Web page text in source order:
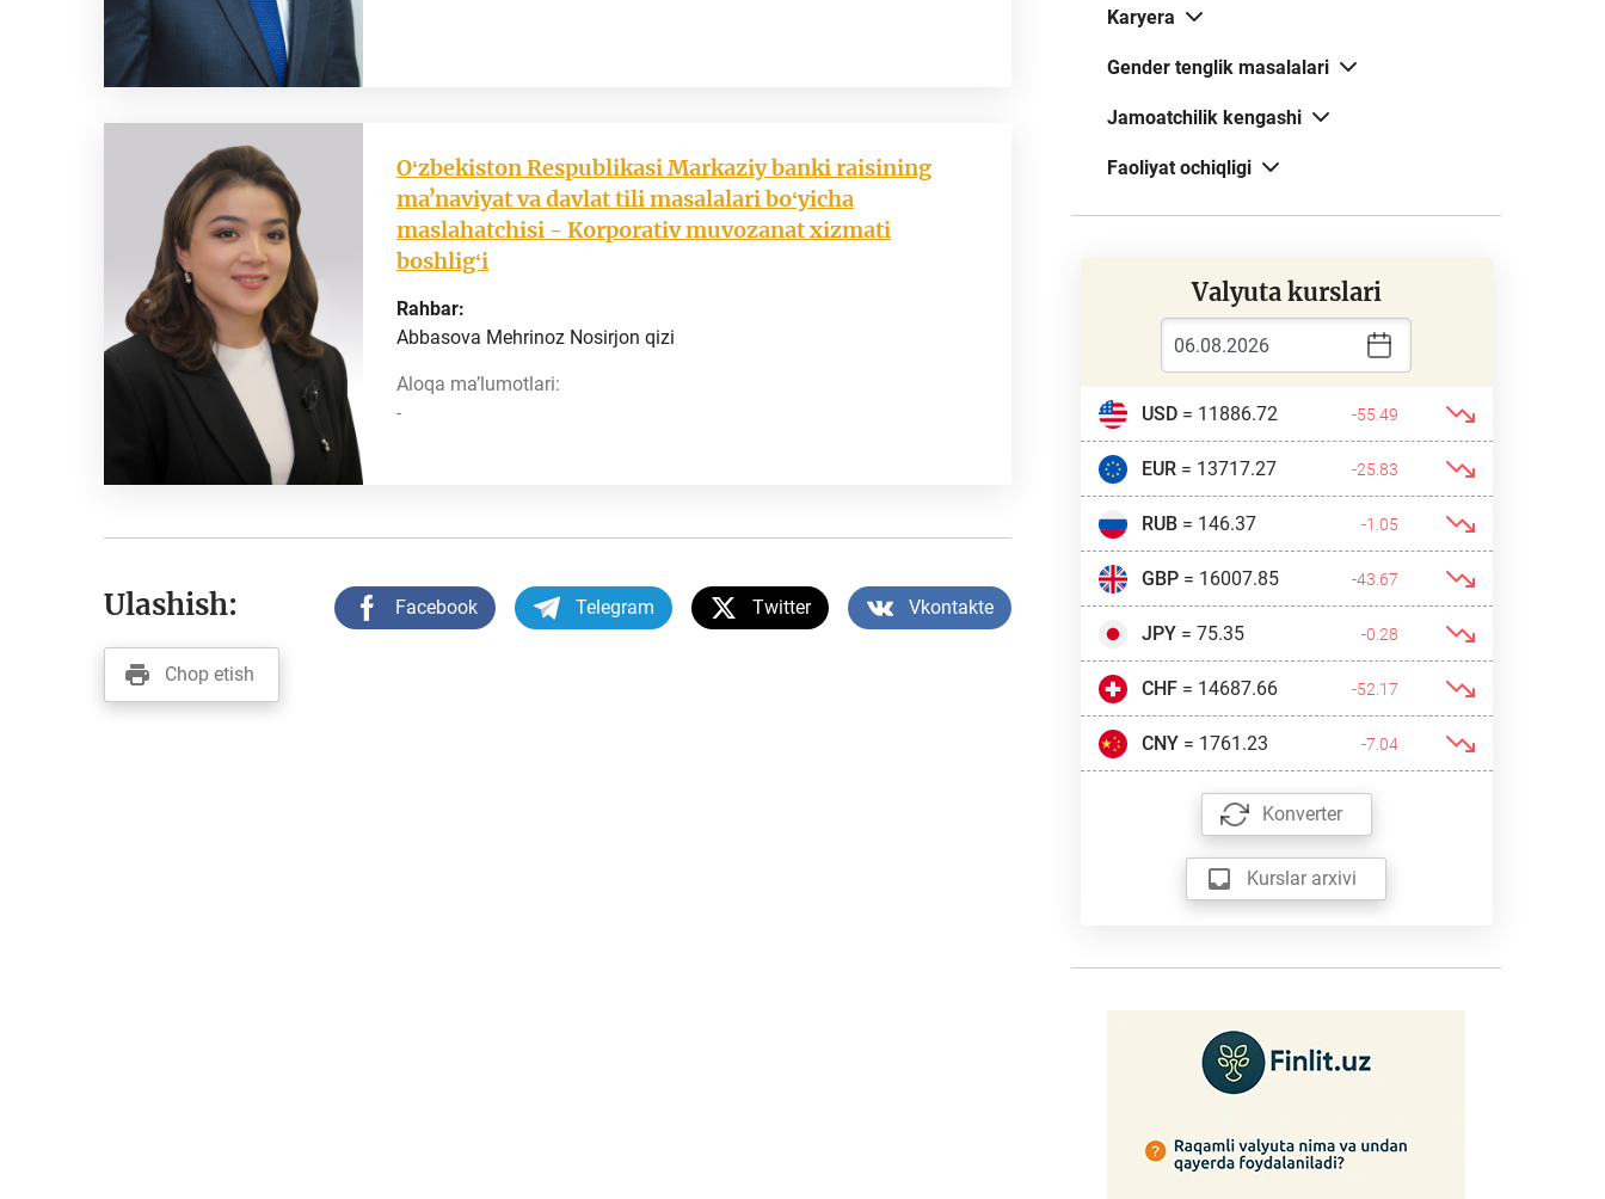
Oʻzbekiston Respublikasi Markaziy banki raisining
maʼnaviyat va davlat tili masalalari boʻyicha
maslahatchisi - Korporativ muvozanat xizmati
boshligʻi
Rahbar:
Abbasova Mehrinoz Nosirjon qizi
Aloqa ma’lumotlari:
-
Ulashish: Facebook Telegram Twitter Vkontakte
Chop etish
Karyera
Gender tenglik masalalari
Jamoatchilik kengashi
Faoliyat ochiqligi
Valyuta kurslari
USD= 11886.72 -55.49
EUR= 13717.27 -25.83
RUB= 146.37 -1.05
GBP= 16007.85 -43.67
JPY= 75.35 -0.28
CHF= 14687.66 -52.17
CNY= 1761.23 -7.04
Konverter
Kurslar arxivi